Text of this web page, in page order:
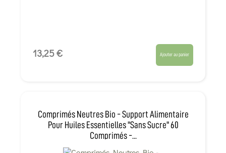
13,25 € Ajouter au panier
Comprimés Neutres Bio - Support Alimentaire
Pour Huiles Essentielles "sans Sucre" 60
Comprimés -...